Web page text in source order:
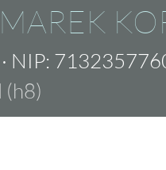
· NIP: